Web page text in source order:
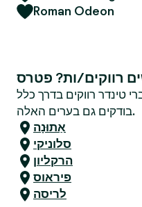
Roman Odeon
רווקים/ות? פטרס
טינדר רווקים בדרך כלל
בודקים גם בערים האלה.
אַתוּנָה
סלוניקי
הרקליון
פיראוס
לריסה